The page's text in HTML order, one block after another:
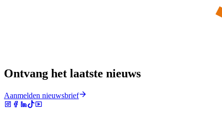
Ontvang het laatste nieuws
Aanmelden nieuwsbrief